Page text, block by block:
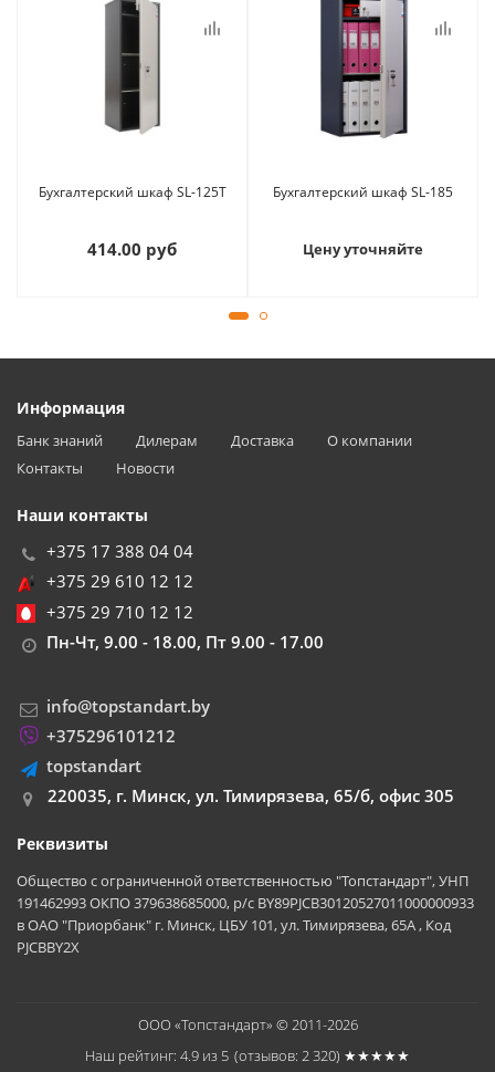
Бухгалтерский шкаф SL-125T
414.00 руб
Бухгалтерский шкаф SL-185
Цену уточняйте
Информация
Банк знаний Дилерам Доставка
О компании
Контакты
Новости
Наши контакты
+375 17 388 04 04
+375 29 610 12 12
+375 29 710 12 12
Пн-Чт, 9.00 - 18.00, Пт 9.00 - 17.00
info@topstandart.by
+375296101212
topstandart
220035, г. Минск, ул. Тимирязева, 65/б, офис 305
Реквизиты
Общество с ограниченной ответственностью "Топстандарт", УНП
191462993 ОКПО 379638685000, р/с BY89PJCB30120527011000000933
в ОАО "Приорбанк" г. Минск, ЦБУ 101, ул. Тимирязева, 65А , Код
PJCBBY2X
ООО «Топстандарт» © 2011-2026
Наш рейтинг: 4.9 из 5 (отзывов: 2 320) ★★★★★